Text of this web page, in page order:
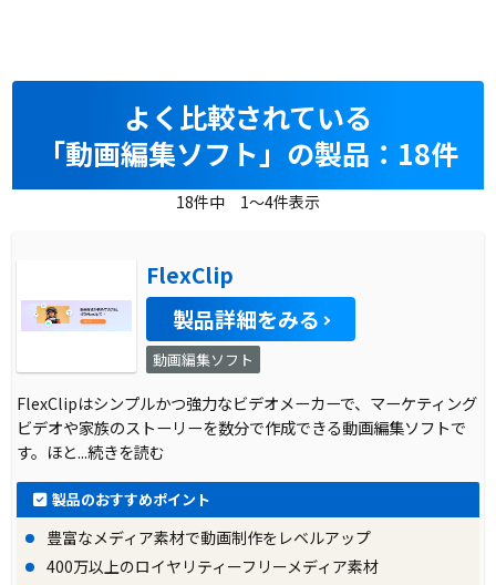
よく比較されている
「動画編集ソフト」の製品：18件
18件中 1～4件表示
FlexClip
製品詳細をみる
動画編集ソフト
FlexClipはシンプルかつ強力なビデオメーカーで、マーケティング
ビデオや家族のストーリーを数分で作成できる動画編集ソフトで
す。ほと...続きを読む
製品のおすすめポイント
豊富なメディア素材で動画制作をレベルアップ
400万以上のロイヤリティーフリーメディア素材